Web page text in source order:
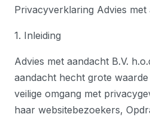
Privacyverklaring Advies met
1. Inleiding
Advies met aandacht B.V.
aandacht hecht grote
veilige omgang met
haar websitebezoekers,